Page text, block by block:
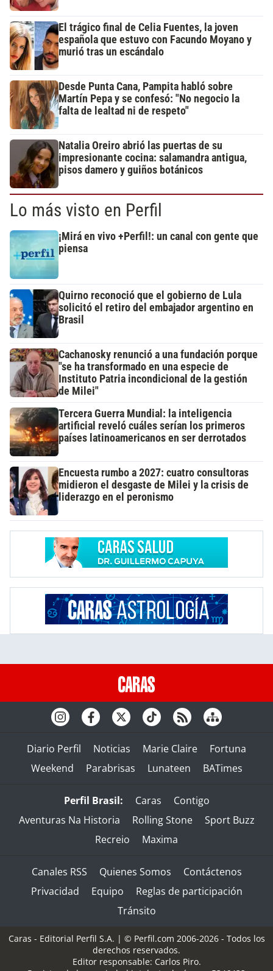
El trágico final de Celia Fuentes, la joven
española que estuvo con Facundo Moyano y
murió tras un escándalo
Desde Punta Cana, Pampita habló sobre
Martín Pepa y se confesó: "No negocio la
falta de lealtad ni de respeto"
Natalia Oreiro abrió las puertas de su
impresionante cocina: salamandra antigua,
pisos damero y guiños botánicos
Lo más visto en Perfil
¡Mirá en vivo +Perfil!: un canal con gente que
piensa
Quirno reconoció que el gobierno de Lula
solicitó el retiro del embajador argentino en
Brasil
Cachanosky renunció a una fundación porque
"se ha transformado en una especie de
Instituto Patria incondicional de la gestión
de Milei"
Tercera Guerra Mundial: la inteligencia
artificial reveló cuáles serían los primeros
países latinoamericanos en ser derrotados
Encuesta rumbo a 2027: cuatro consultoras
midieron el desgaste de Milei y la crisis de
liderazgo en el peronismo
Diario Perfil Noticias Marie Claire
Fortuna
Weekend
Parabrisas Lunateen BATimes
Perfil Brasil: Caras
Contigo
Aventuras Na Historia
Rolling Stone
Sport Buzz
Recreio
Maxima
Canales RSS Quienes Somos
Contáctenos
Privacidad
Equipo
Reglas de participación
Tránsito
Caras - Editorial Perfil S.A. | © Perfil.com 2006-2026 - Todos los
derechos reservados.
Editor responsable: Carlos Piro.